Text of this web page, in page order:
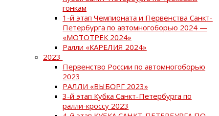
гонкам
1-й этап Чемпионата и Первенства Санкт-
Петербурга по автомногоборью 2024 —
«МОТОТРЕК 2024»
Ралли «КАРЕЛИЯ 2024»
2023
Первенство России по автомногоборью
2023
РАЛЛИ «ВЫБОРГ 2023»
3-й этап Кубка Санкт-Петербурга по
ралли-кроссу 2023